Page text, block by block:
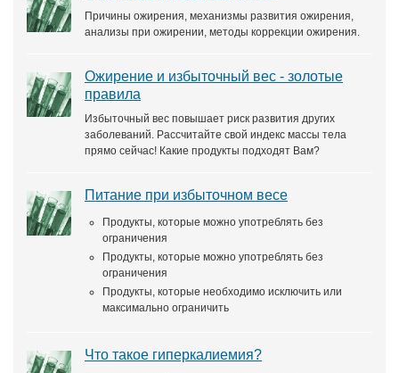
Причины ожирения, механизмы развития ожирения,
анализы при ожирении, методы коррекции ожирения.
Ожирение и избыточный вес - золотые
правила
Избыточный вес повышает риск развития других
заболеваний. Рассчитайте свой индекс массы тела
прямо сейчас! Какие продукты подходят Вам?
Питание при избыточном весе
Продукты, которые можно употреблять без
ограничения
Продукты, которые можно употреблять без
ограничения
Продукты, которые необходимо исключить или
максимально ограничить
Что такое гиперкалиемия?